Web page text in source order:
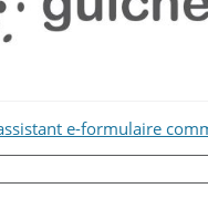
e-formulaire